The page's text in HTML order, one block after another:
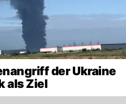
der Ukraine
als Ziel